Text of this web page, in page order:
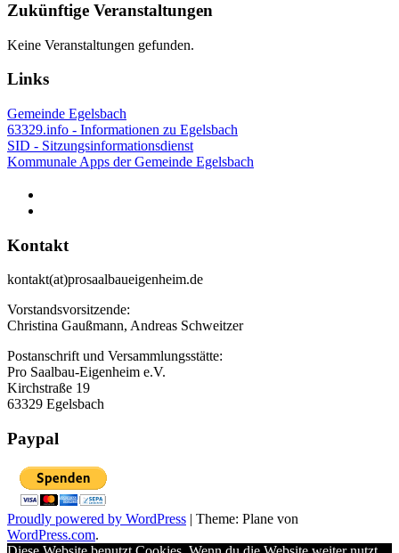
Zukünftige Veranstaltungen
Keine Veranstaltungen gefunden.
Links
Gemeinde Egelsbach
63329.info - Informationen zu Egelsbach
SID - Sitzungsinformationsdienst
Kommunale Apps der Gemeinde Egelsbach
Kontakt
kontakt(at)prosaalbaueigenheim.de
Vorstandsvorsitzende:
Christina Gaußmann, Andreas Schweitzer
Postanschrift und Versammlungsstätte:
Pro Saalbau-Eigenheim e.V.
Kirchstraße 19
63329 Egelsbach
Paypal
Proudly powered by WordPress | Theme: Plane von
WordPress.com.